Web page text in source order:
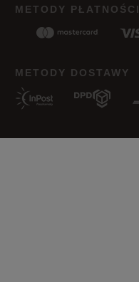
METODY PŁATNOŚCI
METODY DOSTAWY